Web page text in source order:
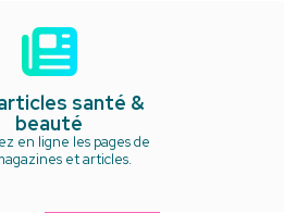
santé &
beauté
en ligne les pages de
et articles.